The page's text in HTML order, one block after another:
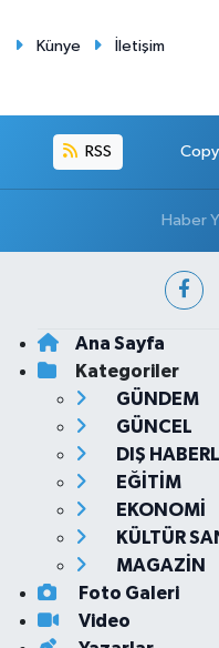
Künye İletişim
RSS
Haber
Ana Sayfa
Kategoriler
GÜNDEM
GÜNCEL
DIŞ
EĞİTİM
EKONOMİ
KÜLTÜR
MAGAZİN
Foto Galeri
Video